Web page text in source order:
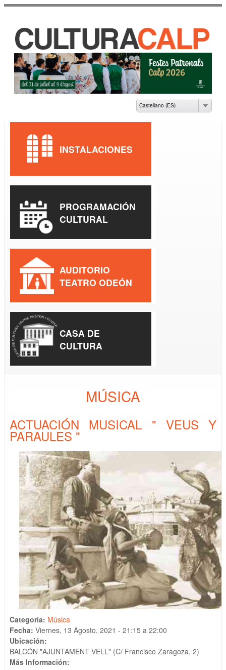
principal
CASA DE CULTURA
JAUME PASTOR I
Castellano (ES)
MÚSICA
ACTUACIÓN MUSICAL " VEUS Y
PARAULES "
Categoría: Música
Fecha: Viernes, 13 Agosto, 2021 - 21:15 a 22:00
Ubicación:
BALCÓN "AJUNTAMENT VELL" (C/ Francisco Zaragoza, 2)
Más Información:
INSTALACIONES
PROGRAMACIÓN
CULTURAL
AUDITORIO
TEATRO ODEÓN
CASA DE
CULTURA